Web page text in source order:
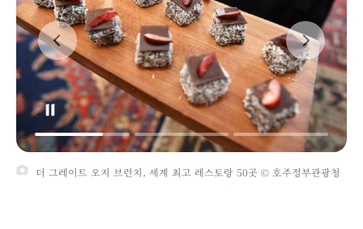
더 그레이트 오지 브런치, 세계 최고 레스토랑 50곳 © 호주정부관광청